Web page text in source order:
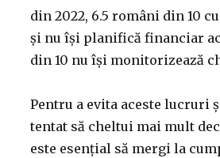
din 2022, 6.5 români din 10
și nu își planifică financiar
din 10 nu își monitorizează
Pentru a evita aceste lucruri
tentat să cheltui mai mult
este esențial să mergi la